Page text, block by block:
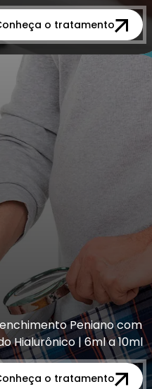
o tratamento
Peniano com
Hialurônico | 6ml a 10ml
o tratamento